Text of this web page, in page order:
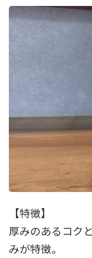
【特徴】
厚みのあるコク
みが特徴。